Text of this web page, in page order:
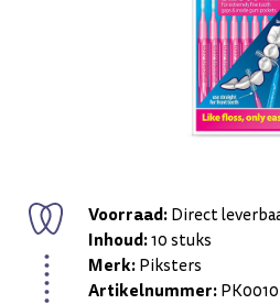
Voorraad:Direct
Inhoud:10 stuks
Merk:Piksters
Artikelnummer:PK0010